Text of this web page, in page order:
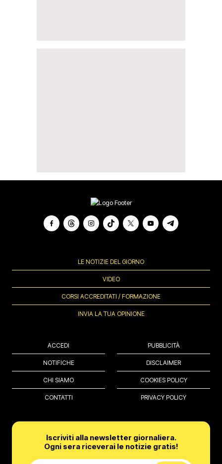
LE NOTIZIE DEL GIORNO
VIDEO
CORSI ACCREDITATI / FORMAZIONE
INVIA LA TUA OPINIONE
ACCEDI
NOTIFICHE
CHI SIAMO
CONTATTI
PUBBLICITÀ
DISCLAIMER
COOKIES POLICY
PRIVACY POLICY
Iscriviti alla newsletter giornaliera.
Ogni sera riceverai le notizie gratis!